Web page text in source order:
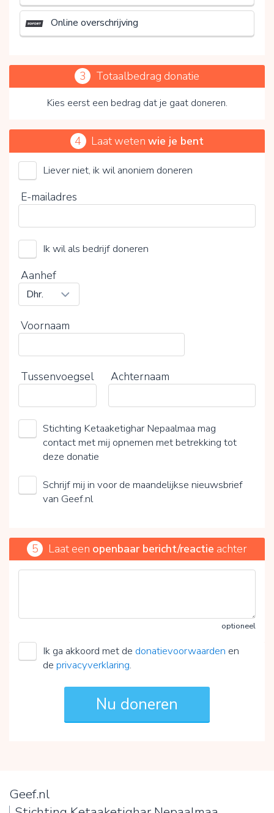
Online overschrijving
3 Totaalbedrag donatie
Kies eerst een bedrag dat je gaat doneren.
Door op V te klikken kies je wel of geen vrijwillige
4 Laat wetenwie je bent
Liever niet, ik wil anoniem doneren
E-mailadres
Ik wil als bedrijf doneren
Aanhef
Voornaam
Tussenvoegsel Achternaam
Stichting Ketaaketighar Nepaalmaa mag
contact met mij opnemen met betrekking tot
deze donatie
Schrijf mij in voor de maandelijkse nieuwsbrief
van Geef.nl
5 Laat een openbaar bericht/reactie achter
optioneel
Ik ga akkoord met de donatievoorwaarden en
de privacyverklaring.
Geef.nl